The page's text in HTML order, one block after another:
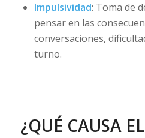
Impulsividad: Toma de
pensar en las
conversaciones,
turno.
¿QUÉ CAUSA